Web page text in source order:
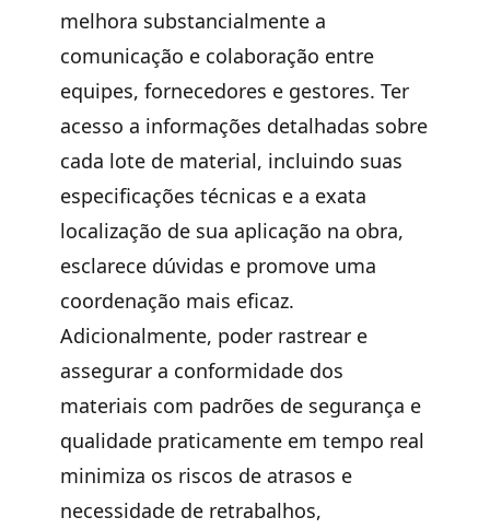
melhora substancialmente a
comunicação e colaboração entre
equipes, fornecedores e gestores. Ter
acesso a informações detalhadas sobre
cada lote de material, incluindo suas
especificações técnicas e a exata
localização de sua aplicação na obra,
esclarece dúvidas e promove uma
coordenação mais eficaz.
Adicionalmente, poder rastrear e
assegurar a conformidade dos
materiais com padrões de segurança e
qualidade praticamente em tempo real
minimiza os riscos de atrasos e
necessidade de retrabalhos,